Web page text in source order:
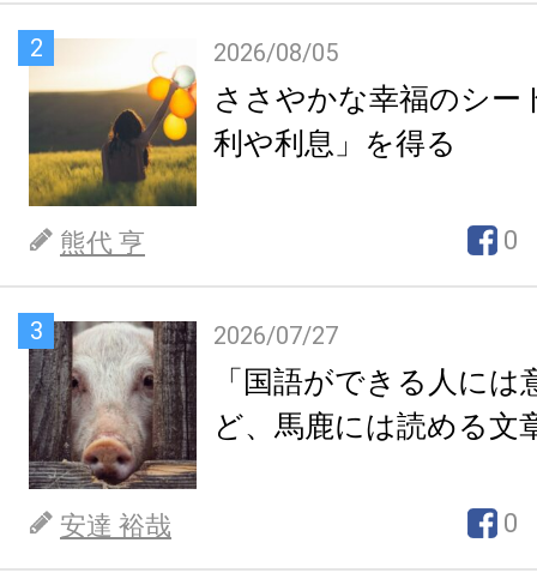
2 2026/08/05
ささやかな幸福のシー
利や利息」を得る
熊代 亨 0
3 2026/07/27
「国語ができる人には
ど、馬鹿には読める文
安達 裕哉 0